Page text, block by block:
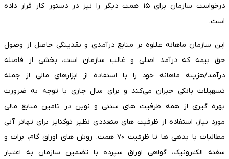
درخواست سازمان برای ۱۵ همت دیگر را نیز در دستور کار قرار داده
است.
این سازمان ماهانه علاوه بر منابع درآمدی و نقدینگی حاصل از وصول
حق بیمه که درآمد اصلی و غالب سازمان است، بخشی از فاصله
درآمد/هزینه ماهانه خود را با استفاده از ابزارهای مالی از جمله
تسهیلات بانکی جبران می‌کند و برای سال جاری با توجه به ضرورت
بهره گیری از همه ظرفیت های سنتی و نوین در تامین منابع مالی
مورد نیاز، استفاده از ظرفیت های متعددی نظیر توکنایز برای تهاتر آنی
مطالبات با بدهی ها تا ظرفیت ۷۰ همت، روش های اوراق گام، برات و
سفته الکترونیک، گواهی اوراق سپرده با تضمین سازمان به اعتبار